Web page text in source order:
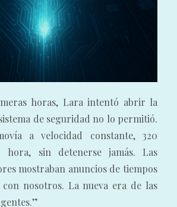
horas, Lara intentó abrir la
de seguridad no lo permitió.
a velocidad constante, 320
hora, sin detenerse jamás. Las
mostraban anuncios de tiempos
con nosotros. La nueva era de las